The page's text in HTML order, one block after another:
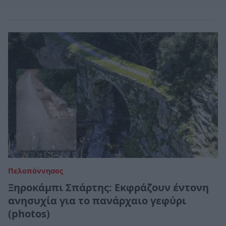
Πελοπόννησος
Ξηροκάμπι Σπάρτης: Εκφράζουν έντονη
ανησυχία για το πανάρχαιο γεφύρι
(photos)